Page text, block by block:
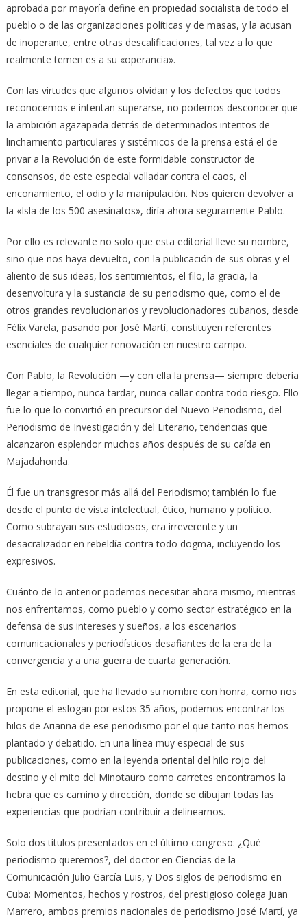
aprobada por mayoría define en propiedad socialista de todo el
pueblo o de las organizaciones políticas y de masas, y la acusan
de inoperante, entre otras descalificaciones, tal vez a lo que
realmente temen es a su «operancia».
Con las virtudes que algunos olvidan y los defectos que todos
reconocemos e intentan superarse, no podemos desconocer que
la ambición agazapada detrás de determinados intentos de
linchamiento particulares y sistémicos de la prensa está el de
privar a la Revolución de este formidable constructor de
consensos, de este especial valladar contra el caos, el
enconamiento, el odio y la manipulación. Nos quieren devolver a
la «Isla de los 500 asesinatos», diría ahora seguramente Pablo.
Por ello es relevante no solo que esta editorial lleve su nombre,
sino que nos haya devuelto, con la publicación de sus obras y el
aliento de sus ideas, los sentimientos, el filo, la gracia, la
desenvoltura y la sustancia de su periodismo que, como el de
otros grandes revolucionarios y revolucionadores cubanos, desde
Félix Varela, pasando por José Martí, constituyen referentes
esenciales de cualquier renovación en nuestro campo.
Con Pablo, la Revolución —y con ella la prensa— siempre debería
llegar a tiempo, nunca tardar, nunca callar contra todo riesgo. Ello
fue lo que lo convirtió en precursor del Nuevo Periodismo, del
Periodismo de Investigación y del Literario, tendencias que
alcanzaron esplendor muchos años después de su caída en
Majadahonda.
Él fue un transgresor más allá del Periodismo; también lo fue
desde el punto de vista intelectual, ético, humano y político.
Como subrayan sus estudiosos, era irreverente y un
desacralizador en rebeldía contra todo dogma, incluyendo los
expresivos.
Cuánto de lo anterior podemos necesitar ahora mismo, mientras
nos enfrentamos, como pueblo y como sector estratégico en la
defensa de sus intereses y sueños, a los escenarios
comunicacionales y periodísticos desafiantes de la era de la
convergencia y a una guerra de cuarta generación.
En esta editorial, que ha llevado su nombre con honra, como nos
propone el eslogan por estos 35 años, podemos encontrar los
hilos de Arianna de ese periodismo por el que tanto nos hemos
plantado y debatido. En una línea muy especial de sus
publicaciones, como en la leyenda oriental del hilo rojo del
destino y el mito del Minotauro como carretes encontramos la
hebra que es camino y dirección, donde se dibujan todas las
experiencias que podrían contribuir a delinearnos.
Solo dos títulos presentados en el último congreso: ¿Qué
periodismo queremos?, del doctor en Ciencias de la
Comunicación Julio García Luis, y Dos siglos de periodismo en
Cuba: Momentos, hechos y rostros, del prestigioso colega Juan
Marrero, ambos premios nacionales de periodismo José Martí, ya